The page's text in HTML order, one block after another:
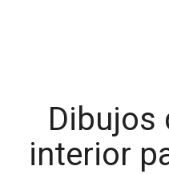
Dibujos
interior